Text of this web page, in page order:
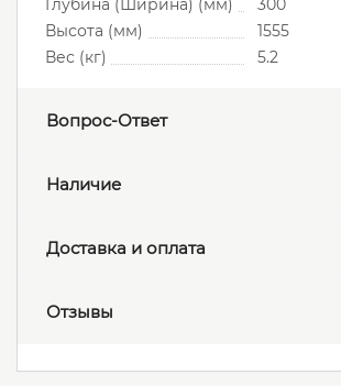
Глубина (Ширина) (мм)
300
Высота (мм)
1555
Вес (кг)
5.2
Вопрос-Ответ
Наличие
Доставка и оплата
Отзывы